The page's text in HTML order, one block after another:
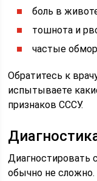
боль в
тошнота и
частые
Обратитесь к
испытываете
признаков СССУ.
Диагностировать
обычно не